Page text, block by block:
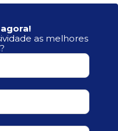
as melhores